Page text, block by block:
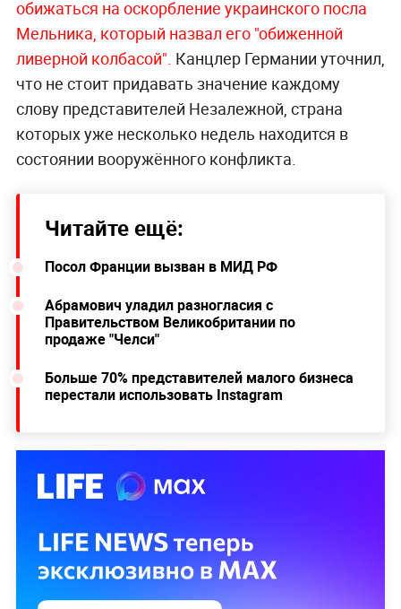
обижаться на оскорбление украинского посла
Мельника, который назвал его "обиженной
ливерной колбасой". Канцлер Германии уточнил,
что не стоит придавать значение каждому
слову представителей Незалежной, страна
которых уже несколько недель находится в
состоянии вооружённого конфликта.
Читайте ещё:
Посол Франции вызван в МИД РФ
Абрамович уладил разногласия с
Правительством Великобритании по
продаже "Челси"
Больше 70% представителей малого бизнеса
перестали использовать Instagram